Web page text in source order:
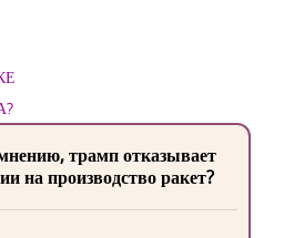
трамп отказывает
на производство ракет?